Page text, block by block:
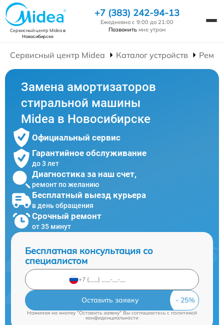
Сервисный центр Mideaв
Новосибирске
+7 (383) 242-94-13
Ежедневно с 9:00 до 21:00
Позвонить мне утром
Сервисный центр Midea Каталог устройств
Замена амортизаторов
стиральной машины
Midea в Новосибирске
Официальный сервис
Гарантийное обслуживание
до 3 лет
Диагностика за наш счет,
ремонт по желанию
Бесплатный выезд курьера
в день обращения
Срочный ремонт
от 35 минут
Бесплатная консультация со
специалистом
Оставить заявку
Нажимая на кнопку "Оставить заявку" Вы соглашаетесь cполитикой
конфиденциальности